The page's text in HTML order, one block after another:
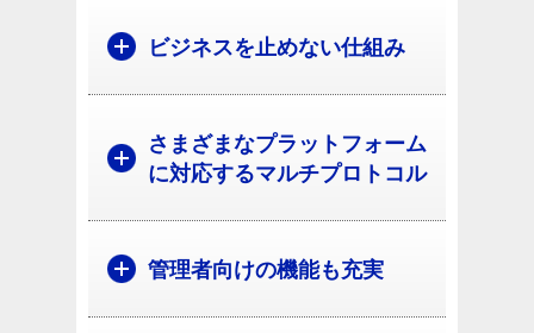
ビジネスを止めない仕組み
さまざまなプラットフォーム
に対応するマルチプロトコル
管理者向けの機能も充実